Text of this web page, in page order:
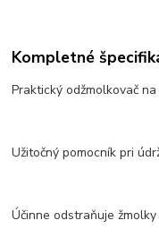
Kompletné
Praktický odžmolkovač
Užitočný pomocník pri
Účinne odstraňuje